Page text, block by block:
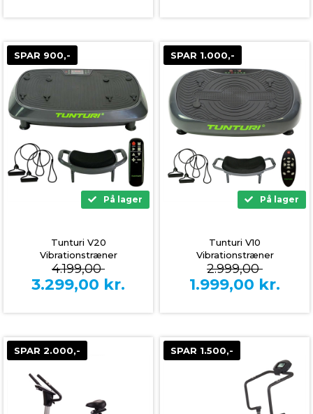
SPAR 900,-
På lager
Tunturi V20
Vibrationstræner
4.199,00
3.299,00 kr.
SPAR 1.000,-
På lager
Tunturi V10
Vibrationstræner
2.999,00
1.999,00 kr.
SPAR 2.000,- SPAR 1.500,-